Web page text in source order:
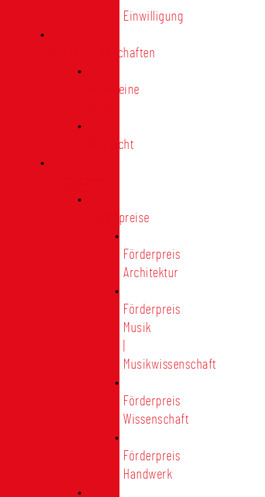
Einwilligung
Tischgemeinschaften
Allgemeine
Übersicht
Förderpreise
Förderpreis
Architektur
Förderpreis
Musik
Musikwissenschaft
Förderpreis
Wissenschaft
Förderpreis
Handwerk